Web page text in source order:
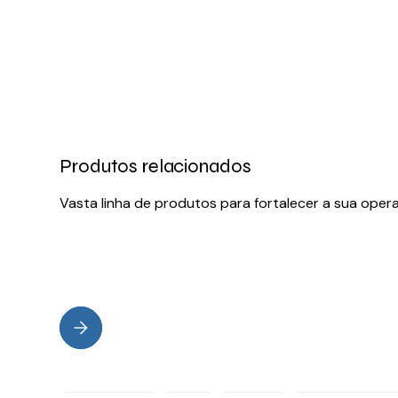
Produtos relacionados
Vasta linha de produtos para fortalecer a sua